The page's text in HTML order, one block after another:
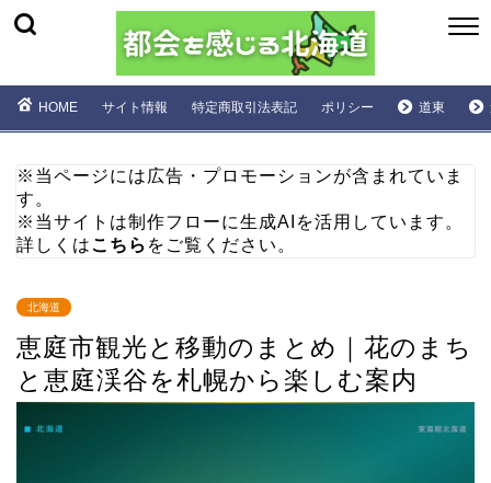
HOME サイト情報 特定商取引法表記 ポリシー 道東
※当ページには広告・プロモーションが含まれていま
す。
※当サイトは制作フローに生成AIを活用しています。
詳しくはこちら をご覧ください。
北海道
恵庭市観光と移動のまとめ｜花のまち
と恵庭渓谷を札幌から楽しむ案内